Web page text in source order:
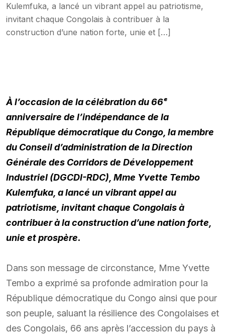
Kulemfuka, a lancé un vibrant appel au patriotisme,
invitant chaque Congolais à contribuer à la
construction d’une nation forte, unie et […]
À l’occasion de la célébration du 66ᵉ
anniversaire de l’indépendance de la
République démocratique du Congo, la membre
du Conseil d’administration de la Direction
Générale des Corridors de Développement
Industriel (DGCDI-RDC), Mme Yvette Tembo
Kulemfuka, a lancé un vibrant appel au
patriotisme, invitant chaque Congolais à
contribuer à la construction d’une nation forte,
unie et prospère.
Dans son message de circonstance, Mme Yvette
Tembo a exprimé sa profonde admiration pour la
République démocratique du Congo ainsi que pour
son peuple, saluant la résilience des Congolaises et
des Congolais, 66 ans après l’accession du pays à